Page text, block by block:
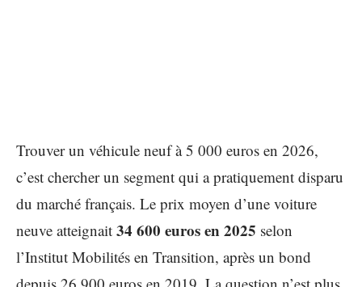
Trouver un véhicule neuf à 5 000 euros en 2026,
c’est chercher un segment qui a pratiquement disparu
du marché français. Le prix moyen d’une voiture
neuve atteignait 34 600 euros en 2025 selon
l’Institut Mobilités en Transition, après un bond